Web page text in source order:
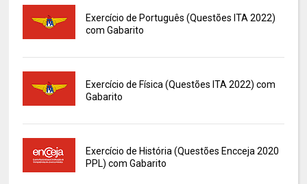
Exercício de Português (Questões ITA 2022)
com Gabarito
Exercício de Física (Questões ITA 2022) com
Gabarito
Exercício de História (Questões Encceja 2020
PPL) com Gabarito